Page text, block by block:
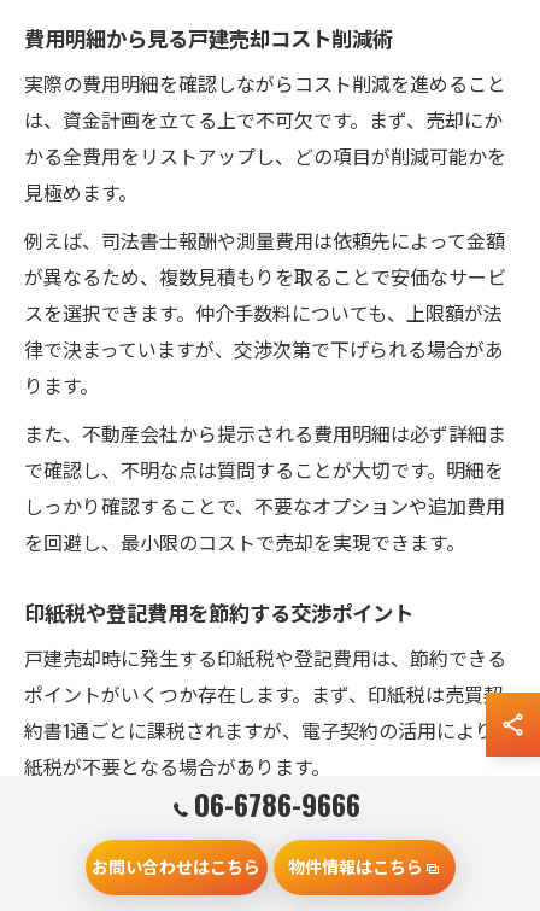
費用明細から見る戸建売却コスト削減術
実際の費用明細を確認しながらコスト削減を進めること
は、資金計画を立てる上で不可欠です。まず、売却にか
かる全費用をリストアップし、どの項目が削減可能かを
見極めます。
例えば、司法書士報酬や測量費用は依頼先によって金額
が異なるため、複数見積もりを取ることで安価なサービ
スを選択できます。仲介手数料についても、上限額が法
律で決まっていますが、交渉次第で下げられる場合があ
ります。
また、不動産会社から提示される費用明細は必ず詳細ま
で確認し、不明な点は質問することが大切です。明細を
しっかり確認することで、不要なオプションや追加費用
を回避し、最小限のコストで売却を実現できます。
印紙税や登記費用を節約する交渉ポイント
戸建売却時に発生する印紙税や登記費用は、節約できる
ポイントがいくつか存在します。まず、印紙税は売買契
約書1通ごとに課税されますが、電子契約の活用により印
紙税が不要となる場合があります。
登記費用については、司法書士への依頼が一般的です
が、報酬額は事務所ごとに異なります。複数の司法書士
に見積もりを依頼し、明細を比較することでコストダウ
06-6786-9666
お問い合わせはこちら 物件情報はこちら